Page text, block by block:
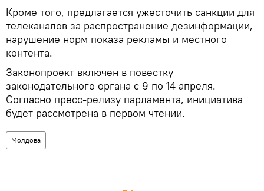
Кроме того, предлагается ужесточить санкции для
телеканалов за распространение дезинформации,
нарушение норм показа рекламы и местного
контента.
Законопроект включен в повестку
законодательного органа с 9 по 14 апреля.
Согласно пресс-релизу парламента, инициатива
будет рассмотрена в первом чтении.
Молдова